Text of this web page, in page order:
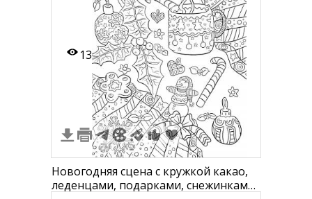
13
Новогодняя сцена с кружкой какао,
леденцами, подарками, снежинками,